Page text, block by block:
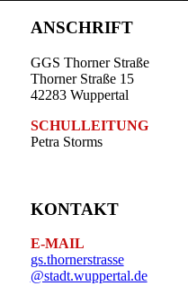
ANSCHRIFT
GGS Thorner Straße
Thorner Straße 15
42283 Wuppertal
SCHULLEITUNG
Petra Storms
KONTAKT
E-MAIL
gs.thornerstrasse
@stadt.wuppertal.de